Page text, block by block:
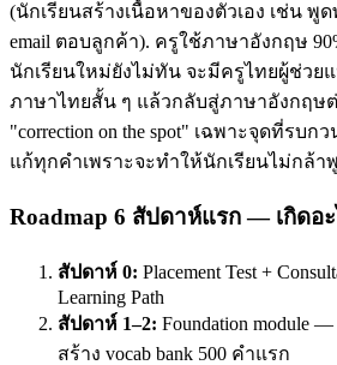
(นักเรียนสร้างเนื้อหาของตัวเอง เช่น พู
email ตอบลูกค้า). ครูใช้ภาษาอังกฤษ
นักเรียนใหม่ยังไม่ทัน จะมีครูไทยผู้ช่วยแ
ภาษาไทยสั้น ๆ แล้วกลับสู่ภาษาอังกฤษต่
"correction on the spot" เฉพาะจุดที่รบก
แก้ทุกคำเพราะจะทำให้นักเรียนไม่กล้า
Roadmap 6 สัปดาห์แรก — เกิดอ
สัปดาห์ 0: Placement Test +
Learning Path
สัปดาห์ 1–2: Foundation module
สร้าง vocab bank 500 คำแรก